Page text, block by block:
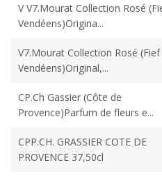
V V7.Mourat Collection Rosé
Vendéens)Origina...
V7.Mourat Collection Rosé (Fief
Vendéens)Original,...
CP.Ch Gassier (Côte de
Provence)Parfum de fleurs e...
CPP.CH. GRASSIER COTE DE
PROVENCE 37,50cl